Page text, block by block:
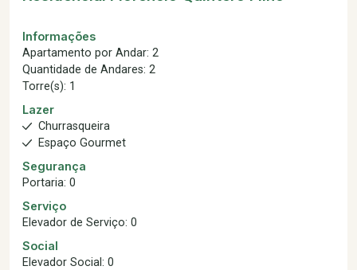
Informações
Apartamento por Andar: 2
Quantidade de Andares: 2
Torre(s): 1
Lazer
Churrasqueira
Espaço Gourmet
Segurança
Portaria: 0
Serviço
Elevador de Serviço: 0
Social
Elevador Social: 0